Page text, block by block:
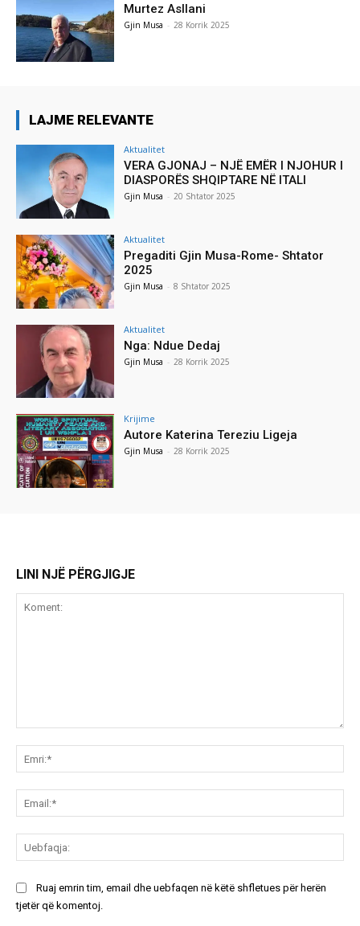
Murtez Asllani
Gjin Musa - 28 Korrik 2025
LAJME RELEVANTE
Aktualitet
VERA GJONAJ – NJË EMËR I NJOHUR I
DIASPORËS SHQIPTARE NË ITALI
Gjin Musa - 20 Shtator 2025
Aktualitet
Pregaditi Gjin Musa-Rome- Shtator
2025
Gjin Musa - 8 Shtator 2025
Aktualitet
Nga: Ndue Dedaj
Gjin Musa - 28 Korrik 2025
Krijime
Autore Katerina Tereziu Ligeja
Gjin Musa - 28 Korrik 2025
LINI NJË PËRGJIGJE
Ruaj emrin tim, email dhe uebfaqen në këtë shfletues për herën
tjetër që komentoj.